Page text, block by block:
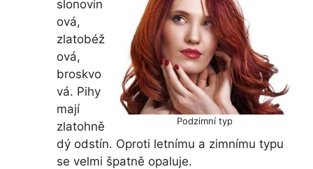
Podzimní typ
slonovin
ová,
zlatobéž
ová,
broskvo
vá. Pihy
mají
zlatohně
dý odstín. Oproti letnímu a zimnímu typu
se velmi špatně opaluje.